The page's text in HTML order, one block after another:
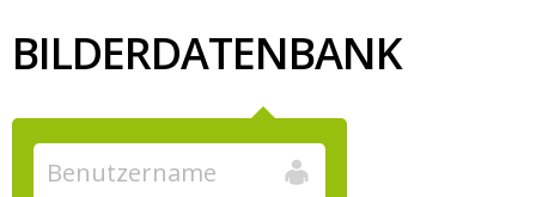
BILDERDATENBANK